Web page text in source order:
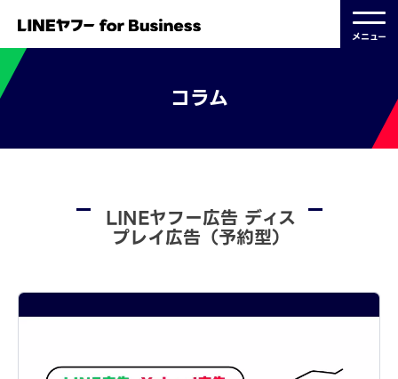
メニュー
コラム
LINEヤフー広告 ディス
プレイ広告（予約型）